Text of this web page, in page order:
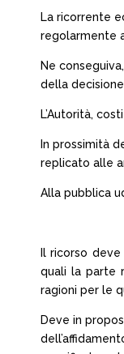
La ricorrente
regolarmente
Ne
della
L’Autorità,
In prossimità
replicato alle
Alla pubblica
Il ricorso
quali la parte
ragioni per le
Deve in